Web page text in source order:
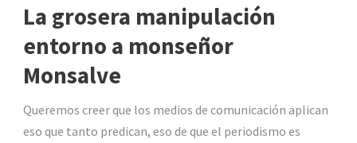
La grosera manipulación
entorno a monseñor
Monsalve
Queremos creer que los medios de comunicación aplican
eso que tanto predican, eso de que el periodismo es